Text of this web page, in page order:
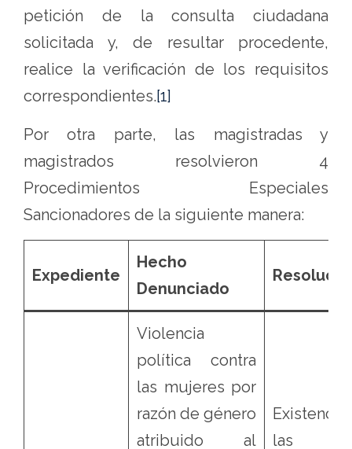
petición de la consulta ciudadana
solicitada y, de resultar procedente,
realice la verificación de los requisitos
correspondientes.[1]
Por otra parte, las magistradas y
magistrados resolvieron 4
Procedimientos Especiales
Sancionadores de la siguiente manera:
Expediente
Hecho
Denunciado
Violencia
política contra
las mujeres por
razón de género
atribuido al
las